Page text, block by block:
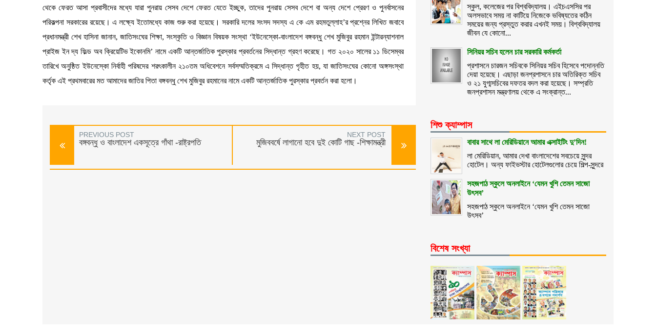
থেকে ফেরত আসা প্রবাসীদের মধ্যে যারা পুনরায় সেসব দেশে ফেরত যেতে ইচ্ছুক, তাদের পুনরায় সেসব দেশে বা অন্য দেশে প্রেরণ ও পুনর্বাসনের
পরিকল্পনা সরকারের রয়েছে। এ লক্ষ্যে ইতোমধ্যে কাজ শুরু করা হয়েছে। সরকারি দলের সংসদ সদস্য এ কে এম রহমতুল্লাহ’র প্রশ্নের লিখিত জবাবে
প্রধানমন্ত্রী শেখ হাসিনা জানান, জাতিসংঘের শিক্ষা, সংস্কৃতি ও বিজ্ঞান বিষয়ক সংস্থা ‘ইউনেস্কো-বাংলাদেশ বঙ্গবন্ধু শেখ মুজিবুর রহমান ইন্টারন্যাশনাল
প্রাইজ ইন দ্য ফিল্ড অব ক্রিয়েটিভ ইকোনমি’ নামে একটি আন্তর্জাতিক পুরস্কার প্রবর্তনের সিদ্ধান্ত গ্রহণ করেছে। গত ২০২০ সালের ১১ ডিসেম্বর
তারিখে অনুষ্ঠিত ইউনেস্কো নির্বাহী পরিষদের শরৎকালীন ২১০তম অধিবেশনে সর্বসম্মতিক্রমে এ সিদ্ধান্ত গৃহীত হয়, যা জাতিসংঘের কোনো অঙ্গসংস্থা
কর্তৃক এই প্রথমবারের মত আমাদের জাতির পিতা বঙ্গবন্ধু শেখ মুজিবুর রহমানের নামে একটি আন্তর্জাতিক পুরস্কার প্রবর্তন করা হলো।
PREVIOUS POST
বঙ্গবন্ধু ও বাংলাদেশ একসূত্রে গাঁথা -রাষ্ট্রপতি
NEXT POST
মুজিববর্ষে লাগানো হবে দুই কোটি গাছ -শিক্ষামন্ত্রী
স্কুল, কলেজের পর বিশ্ববিদ্যালয়। এইচএসসির পর
অলসভাবে সময় না কাটিয়ে নিজেকে ভবিষ্যতের কঠিন
সময়ের জন্য প্রস্তুত করার এখনই সময়। বিশ্ববিদ্যালয়
জীবন যে কোনো...
সিনিয়র সচিব হলেন চার সরকারি কর্মকর্তা
প্রশাসনে চারজন সচিবকে সিনিয়র সচিব হিসেবে পদোন্নতি
দেয়া হয়েছে। এছাড়া জনপ্রশাসনে চার অতিরিক্ত সচিব
ও ২১ যুগ্মসচিবের দফতর বদল করা হয়েছে। সম্প্রতি
জনপ্রশাসন মন্ত্রণালয় থেকে এ সংক্রান্ত...
শিশু ক্যাম্পাস
বাবার সাথে লা মেরিডিয়ানে আমার এক্সাইটিং দু’দিন!
লা মেরিডিয়ান, আমার দেখা বাংলাদেশের সবচেয়ে সুন্দর
হোটেল। অন্য ফাইভস্টার হোটেলগুলোর চেয়ে শিল্প-সুন্দরে
সহজপাঠ স্কুলে অনলাইনে ‘যেমন খুশি তেমন সাজো
উৎসব’
সহজপাঠ স্কুলে অনলাইনে ‘যেমন খুশি তেমন সাজো
উৎসব’
বিশেষ সংখ্যা